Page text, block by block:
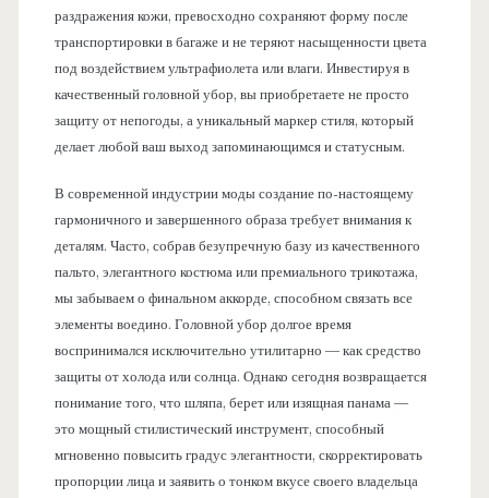
раздражения кожи, превосходно сохраняют форму после
транспортировки в багаже и не теряют насыщенности цвета
под воздействием ультрафиолета или влаги. Инвестируя в
качественный головной убор, вы приобретаете не просто
защиту от непогоды, а уникальный маркер стиля, который
делает любой ваш выход запоминающимся и статусным.
В современной индустрии моды создание по-настоящему
гармоничного и завершенного образа требует внимания к
деталям. Часто, собрав безупречную базу из качественного
пальто, элегантного костюма или премиального трикотажа,
мы забываем о финальном аккорде, способном связать все
элементы воедино. Головной убор долгое время
воспринимался исключительно утилитарно — как средство
защиты от холода или солнца. Однако сегодня возвращается
понимание того, что шляпа, берет или изящная панама —
это мощный стилистический инструмент, способный
мгновенно повысить градус элегантности, скорректировать
пропорции лица и заявить о тонком вкусе своего владельца